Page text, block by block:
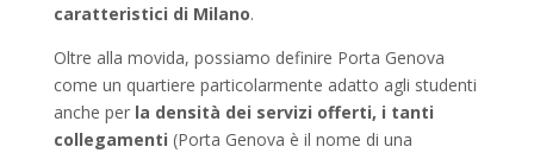
caratteristici di Milano.
Oltre alla movida, possiamo definire Porta Genova
come un quartiere particolarmente adatto agli studenti
anche per la densità dei servizi offerti, i tanti
collegamenti (Porta Genova è il nome di una